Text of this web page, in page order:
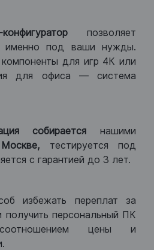
позволяет
именно под ваши нужды.
для игр 4К или
для офиса — система
собираетсянашими
тестируется под
с гарантией до 3 лет.
избежать переплат за
персональный ПК
цены и